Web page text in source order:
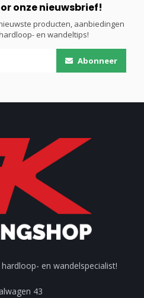
onze nieuwsbrief!
producten, aanbiedingen
en wandeltips!
Abonneer
en wandelspecialist!
43